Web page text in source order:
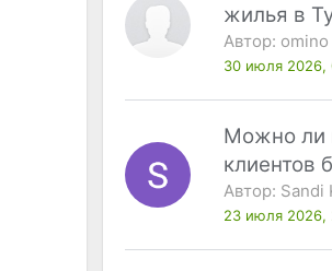
жилья в
Автор:
30 июля 2026,
Можно ли
клиентов
Автор: Sandi
23 июля 2026,